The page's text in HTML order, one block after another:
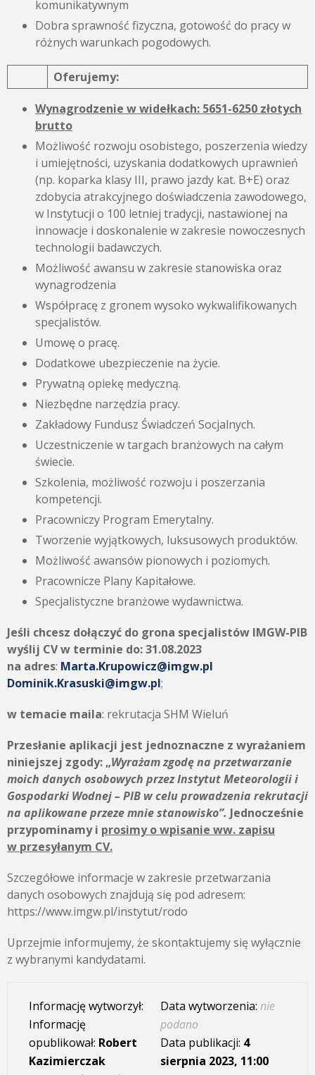
komunikatywnym
Dobra sprawność fizyczna, gotowość do pracy w
różnych warunkach pogodowych.
Oferujemy:
Wynagrodzenie w widełkach: 5651-6250 złotych
brutto
Możliwość rozwoju osobistego, poszerzenia wiedzy
i umiejętności, uzyskania dodatkowych uprawnień
(np. koparka klasy III, prawo jazdy kat. B+E) oraz
zdobycia atrakcyjnego doświadczenia zawodowego,
w Instytucji o 100 letniej tradycji, nastawionej na
innowacje i doskonalenie w zakresie nowoczesnych
technologii badawczych.
Możliwość awansu w zakresie stanowiska oraz
wynagrodzenia
Współpracę z gronem wysoko wykwalifikowanych
specjalistów.
Umowę o pracę.
Dodatkowe ubezpieczenie na życie.
Prywatną opiekę medyczną.
Niezbędne narzędzia pracy.
Zakładowy Fundusz Świadczeń Socjalnych.
Uczestniczenie w targach branżowych na całym
świecie.
Szkolenia, możliwość rozwoju i poszerzania
kompetencji.
Pracowniczy Program Emerytalny.
Tworzenie wyjątkowych, luksusowych produktów.
Możliwość awansów pionowych i poziomych.
Pracownicze Plany Kapitałowe.
Specjalistyczne branżowe wydawnictwa.
Jeśli chcesz dołączyć do grona specjalistów IMGW-PIB
wyślij CV w terminie do:31.08.2023
na adres: Marta.Krupowicz@imgw.pl
Dominik.Krasuski@imgw.pl;
w temacie maila: rekrutacja SHM Wieluń
Przesłanie aplikacji jest jednoznaczne z wyrażaniem
niniejszej zgody: „Wyrażam zgodę na przetwarzanie
moich danych osobowych przezInstytut Meteorologii i
Gospodarki Wodnej – PIB w celu prowadzenia rekrutacji
na aplikowane przeze mnie stanowisko”. Jednocześnie
przypominamy i prosimy o wpisanie ww. zapisu
w przesyłanym CV.
Szczegółowe informacje w zakresie przetwarzania
danych osobowych znajdują się pod adresem:
https://www.imgw.pl/instytut/rodo
Uprzejmie informujemy, że skontaktujemy się wyłącznie
z wybranymi kandydatami.
Informację wytworzył:
Informację
opublikował: Robert
Kazimierczak
Data wytworzenia: nie
podano
Data publikacji: 4
sierpnia 2023, 11:00